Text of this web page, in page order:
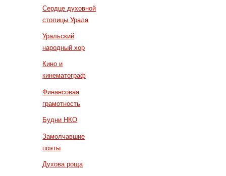
Сердце духовной
столицы Урала
Уральский
народный хор
Кино и
кинематограф
Финансовая
грамотность
Будни НКО
Замолчавшие
поэты
Духова роща